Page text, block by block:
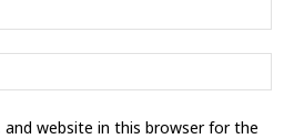
and website in this browser for the